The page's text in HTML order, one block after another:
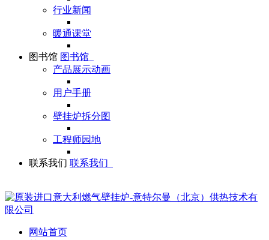
行业新闻
暖通课堂
图书馆 图书馆
产品展示动画
用户手册
壁挂炉拆分图
工程师园地
联系我们 联系我们
网站首页